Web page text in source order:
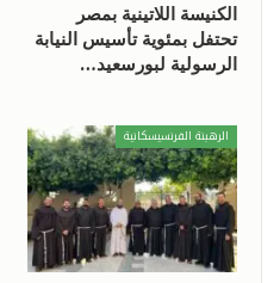
الكنيسة اللاتينية بمصر
تحتفل بمئوية تأسيس النيابة
الرسولية لبورسعيد…
الرهبنة الفرنسيسكانية